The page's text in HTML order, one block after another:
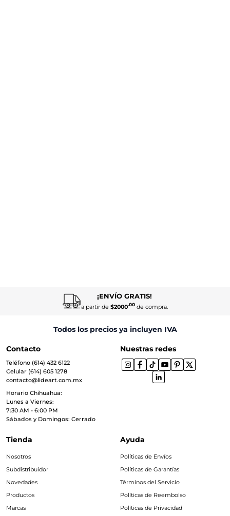
¡ENVÍO GRATIS!
a partir de $2000.00de compra.
Todos los precios ya incluyen IVA
Contacto
Teléfono (614) 432 6122
Celular (614) 605 1278
contacto@lideart.com.mx
Horario Chihuahua:
Lunes a Viernes:
7:30 AM - 6:00 PM
Sábados y Domingos: Cerrado
Nuestras redes
Tienda
Nosotros
Subdistribuidor
Novedades
Productos
Marcas
Ayuda
Políticas de Envíos
Políticas de Garantías
Términos del Servicio
Políticas de Reembolso
Políticas de Privacidad